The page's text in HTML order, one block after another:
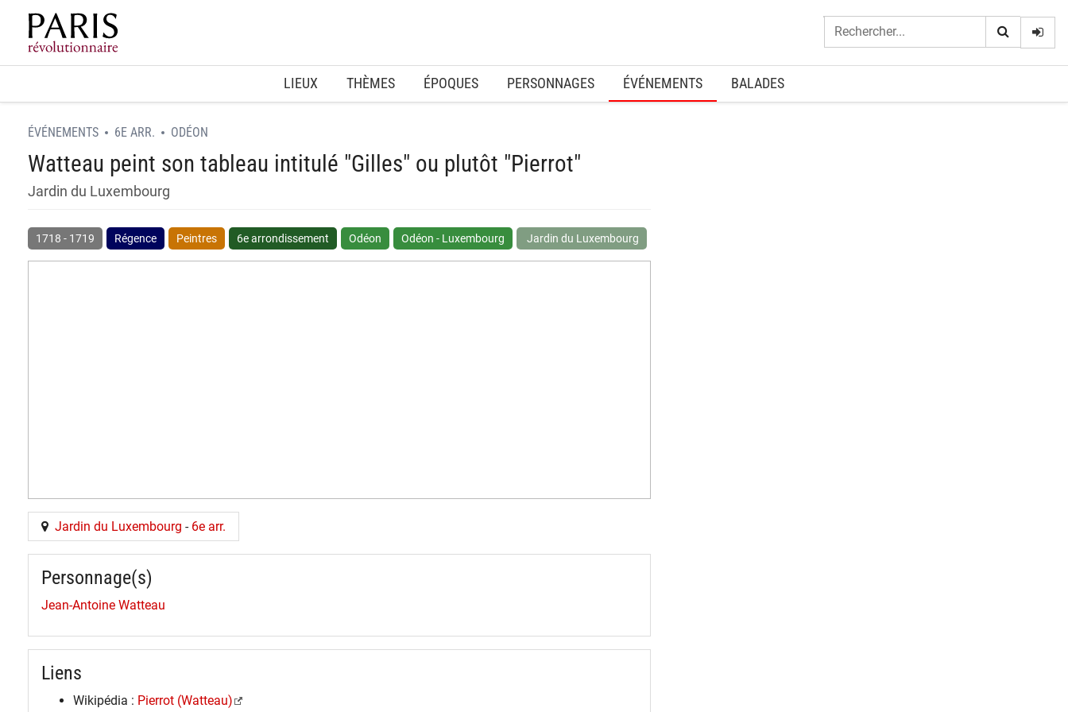
Home
LIEUX THÈMES ÉPOQUES PERSONNAGES ÉVÉNEMENTS BALADES
ÉVÉNEMENTS 6E ARR. ODÉON
Watteau peint son tableau intitulé "Gilles" ou plutôt "Pierrot"
Jardin du Luxembourg
1718 - 1719 Régence Peintres 6e arrondissement Odéon Odéon - Luxembourg Jardin du Luxembourg
Jardin du Luxembourg - 6e arr.
Personnage(s)
Jean-Antoine Watteau
Liens
Wikipédia : Pierrot (Watteau)